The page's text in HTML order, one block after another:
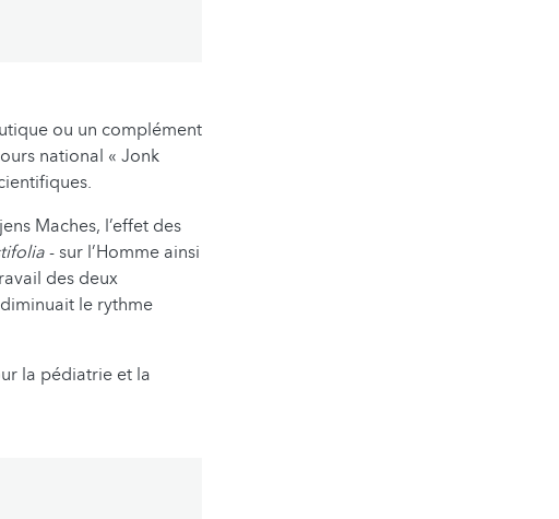
ou un complément
national « Jonk
Maches, l’effet des
- sur l’Homme ainsi
des deux
diminuait le rythme
la pédiatrie et la